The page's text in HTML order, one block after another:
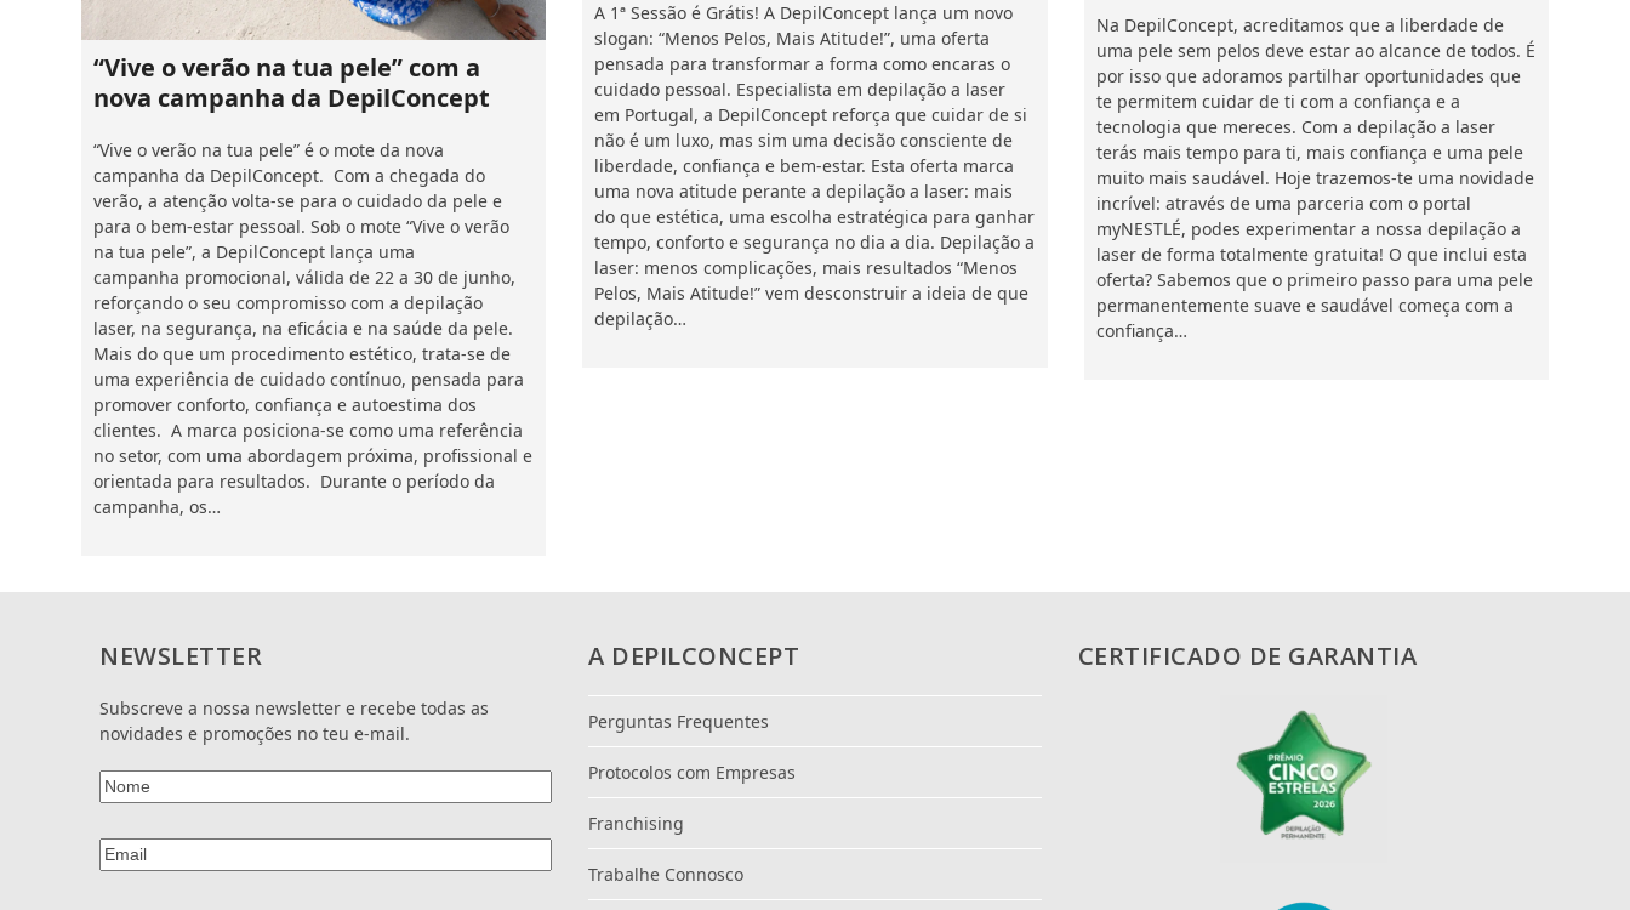
“Vive o verão na tua pele” com a
nova campanha da DepilConcept
“Vive o verão na tua pele” é o mote da nova
campanha da DepilConcept. Com a chegada do
verão, a atenção volta-se para o cuidado da pele e
para o bem-estar pessoal. Sob o mote “Vive o verão
na tua pele”, a DepilConcept lança uma
campanha promocional, válida de 22 a 30 de junho,
reforçando o seu compromisso com a depilação
laser, na segurança, na eficácia e na saúde da pele.
Mais do que um procedimento estético, trata-se de
uma experiência de cuidado contínuo, pensada para
promover conforto, confiança e autoestima dos
clientes. A marca posiciona-se como uma referência
no setor, com uma abordagem próxima, profissional e
orientada para resultados. Durante o período da
campanha, os…
A 1ª Sessão é Grátis! A DepilConcept lança um novo
slogan: “Menos Pelos, Mais Atitude!”, uma oferta
pensada para transformar a forma como encaras o
cuidado pessoal. Especialista em depilação a laser
em Portugal, a DepilConcept reforça que cuidar de si
não é um luxo, mas sim uma decisão consciente de
liberdade, confiança e bem-estar. Esta oferta marca
uma nova atitude perante a depilação a laser: mais
do que estética, uma escolha estratégica para ganhar
tempo, conforto e segurança no dia a dia. Depilação a
laser: menos complicações, mais resultados “Menos
Pelos, Mais Atitude!” vem desconstruir a ideia de que
depilação…
Na DepilConcept, acreditamos que a liberdade de
uma pele sem pelos deve estar ao alcance de todos. É
por isso que adoramos partilhar oportunidades que
te permitem cuidar de ti com a confiança e a
tecnologia que mereces. Com a depilação a laser
terás mais tempo para ti, mais confiança e uma pele
muito mais saudável. Hoje trazemos-te uma novidade
incrível: através de uma parceria com o portal
myNESTLÉ, podes experimentar a nossa depilação a
laser de forma totalmente gratuita! O que inclui esta
oferta? Sabemos que o primeiro passo para uma pele
permanentemente suave e saudável começa com a
confiança…
NEWSLETTER
Subscreve a nossa newsletter e recebe todas as
novidades e promoções no teu e-mail.
Nome(Obrigatório)
Email(Obrigatório)
A DEPILCONCEPT
Perguntas Frequentes
Protocolos com Empresas
Franchising
Trabalhe Connosco
CERTIFICADO DE GARANTIA